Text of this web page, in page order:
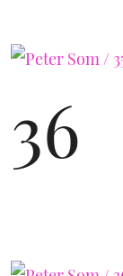
36